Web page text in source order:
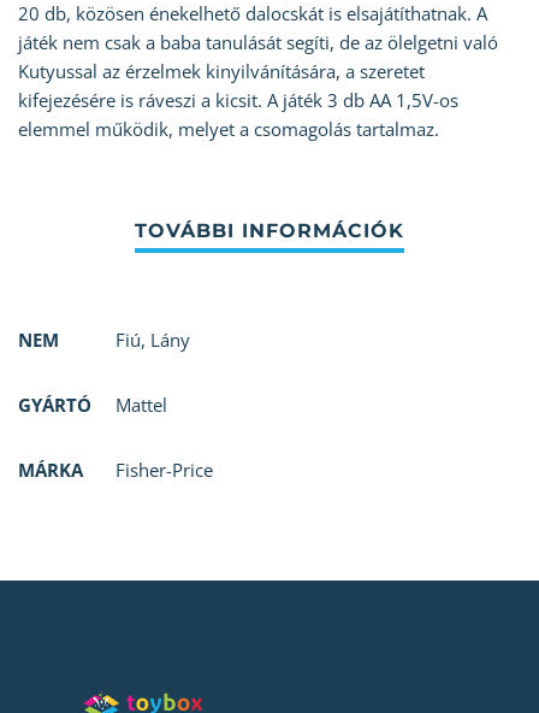
20 db, közösen énekelhető dalocskát is elsajátíthatnak. A
játék nem csak a baba tanulását segíti, de az ölelgetni való
Kutyussal az érzelmek kinyilvánítására, a szeretet
kifejezésére is ráveszi a kicsit. A játék 3 db AA 1,5V-os
elemmel működik, melyet a csomagolás tartalmaz.
NEM Fiú, Lány
GYÁRTÓ Mattel
MÁRKA Fisher-Price